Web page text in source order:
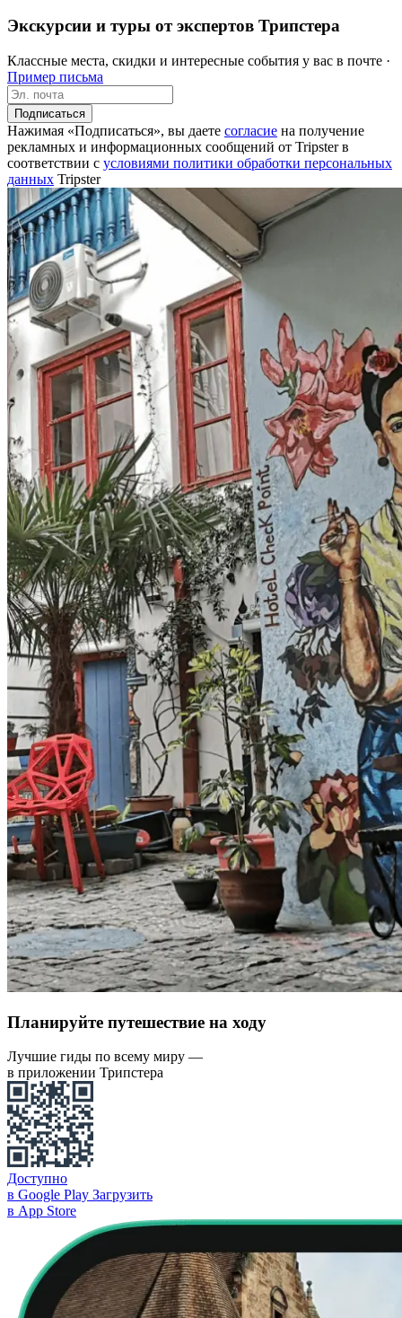
билеты на паром из БА, вышло около 150 долл. Яна нас
встретила в порту. если думаете - ехать сами и погулять, не
стоит, сами ничего не оцените без рассказа гида о стране!
никаких денег не жалко! все под впечатлением от гида и
страны!
ещё
Экскурсии и туры от экспертов Трипстера
Классные места, скидки и интересные события у вас в почте ·
Пример письма
Подписаться
Нажимая «Подписаться», вы даете согласие на получение
рекламных и информационных сообщений от Tripster в
соответствии c условиями политики обработки персональных
данных Tripster
Планируйте путешествие на ходу
Лучшие гиды по всему миру —
в приложении Трипстера
Доступно
в Google Play Загрузить
в App Store